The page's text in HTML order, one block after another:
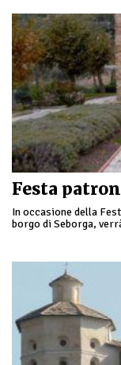
In occasione della
borgo di Seborga,